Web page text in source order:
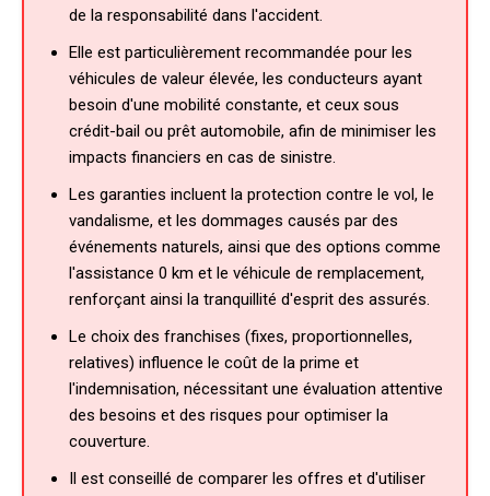
de la responsabilité dans l'accident.
Elle est particulièrement recommandée pour les
véhicules de valeur élevée, les conducteurs ayant
besoin d'une mobilité constante, et ceux sous
crédit-bail ou prêt automobile, afin de minimiser les
impacts financiers en cas de sinistre.
Les garanties incluent la protection contre le vol, le
vandalisme, et les dommages causés par des
événements naturels, ainsi que des options comme
l'assistance 0 km et le véhicule de remplacement,
renforçant ainsi la tranquillité d'esprit des assurés.
Le choix des franchises (fixes, proportionnelles,
relatives) influence le coût de la prime et
l'indemnisation, nécessitant une évaluation attentive
des besoins et des risques pour optimiser la
couverture.
Il est conseillé de comparer les offres et d'utiliser